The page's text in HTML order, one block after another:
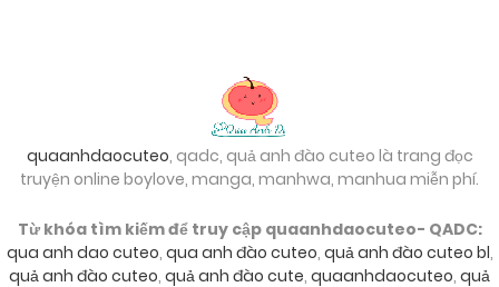
quaanhdaocuteo, qadc, quả anh đào cuteo là trang đọc
truyện online boylove, manga, manhwa, manhua miễn phí.
Từ khóa tìm kiếm để truy cập quaanhdaocuteo- QADC:
qua anh dao cuteo, qua anh đào cuteo, quả anh đào cuteo bl,
quả anh đào cuteo, quả anh đào cute, quaanhdaocuteo, quả